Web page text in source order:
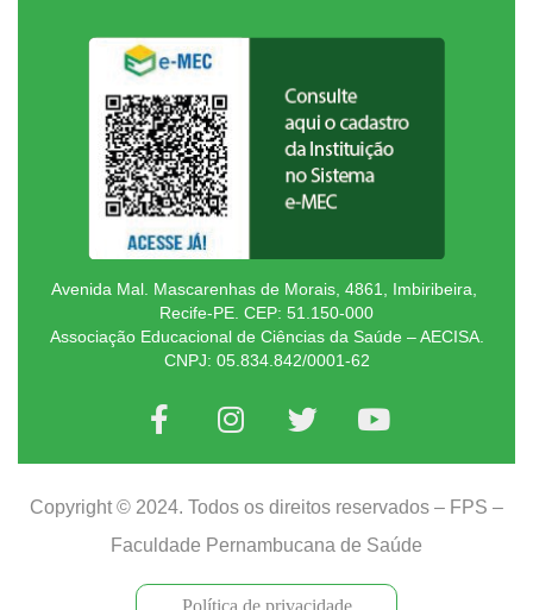
Avenida Mal. Mascarenhas de Morais, 4861, Imbiribeira,
Recife-PE. CEP: 51.150-000
Associação Educacional de Ciências da Saúde – AECISA.
CNPJ: 05.834.842/0001-62
Copyright © 2024. Todos os direitos reservados – FPS –
Faculdade Pernambucana de Saúde
Política de privacidade